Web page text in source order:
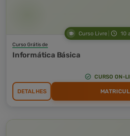
Curso Livre 10
Curso Grátis de
Informática Básica
CURSO ON-
DETALHES